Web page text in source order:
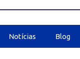
Notícias Blog